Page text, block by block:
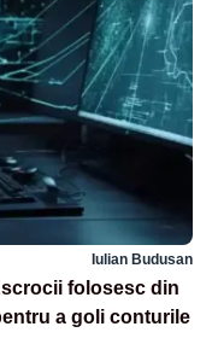
Iulian Budusan
folosesc din
a goli conturile